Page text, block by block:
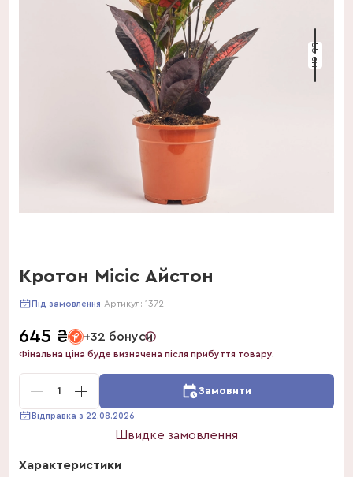
55 см
Кротон Місіс Айстон
Під замовлення Артикул: 1372
645 ₴ +32 бонуси
Фінальна ціна буде визначена після прибуття товару.
1 Замовити
Відправка з 22.08.2026
Швидке замовлення
Характеристики